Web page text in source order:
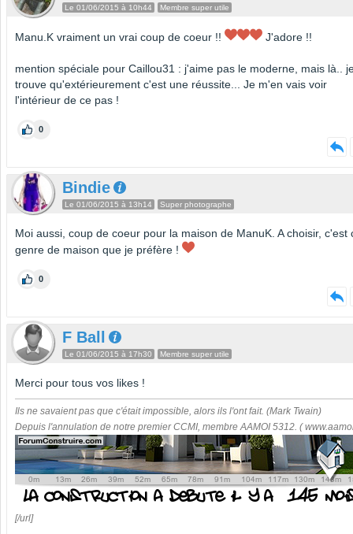
Le 01/06/2015 à 10h44 Membre super utile
Manu.K vraiment un vrai coup de coeur !! J'adore !!
mention spéciale pour Caillou31 : j'aime pas le moderne, mais là..
trouve qu'extérieurement c'est une réussite... Je m'en vais voir
l'intérieur de ce pas !
0
Bindie
Le 01/06/2015 à 13h14 Super photographe
Moi aussi, coup de coeur pour la maison de ManuK. A choisir, c'est
genre de maison que je préfère !
0
F Ball
Le 01/06/2015 à 17h30 Membre super utile
Merci pour tous vos likes !
Ils ne savaient pas que c'était impossible, alors ils l'ont fait. (Mark Twain)
Depuis l'annulation de notre premier CCMI, membre AAMOI 5312. (
[/url]